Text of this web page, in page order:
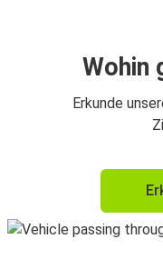
Wohin
Erkunde